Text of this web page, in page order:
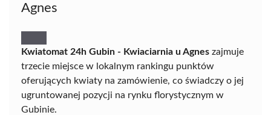
Agnes
Kwiatomat 24h Gubin - Kwiaciarnia u Agnes zajmuje
trzecie miejsce w lokalnym rankingu punktów
oferujących kwiaty na zamówienie, co świadczy o jej
ugruntowanej pozycji na rynku florystycznym w
Gubinie.